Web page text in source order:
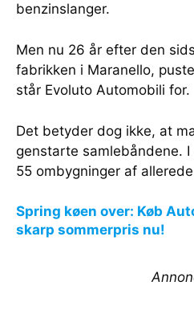
benzinslanger.
Men nu 26 år efter den
fabrikken i Maranello,
står Evoluto Automobili for.
Det betyder dog ikke, at
genstarte samlebåndene.
55 ombygninger af
Spring køen over: Køb
skarp sommerpris nu!